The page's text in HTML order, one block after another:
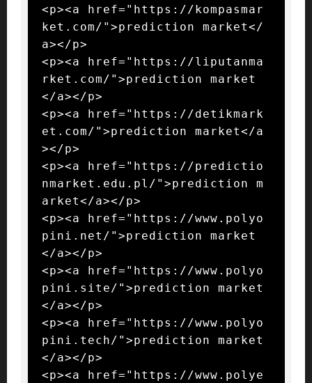
<p><a href="https://kompasmar
ket.com/">prediction market</
a></p>
<p><a href="https://liputanma
rket.com/">prediction market
</a></p>
<p><a href="https://detikmark
et.com/">prediction market</a
></p>
<p><a href="https://predictio
nmarket.edu.pl/">prediction m
arket</a></p>
<p><a href="https://www.polyo
pini.net/">prediction market
</a></p>
<p><a href="https://www.polyo
pini.site/">prediction market
</a></p>
<p><a href="https://www.polyo
pini.tech/">prediction market
</a></p>
<p><a href="https://www.polye